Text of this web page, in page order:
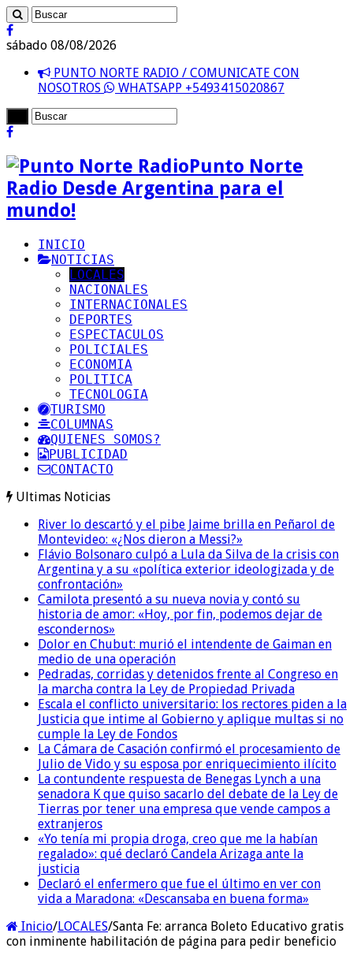
sábado 08/08/2026
PUNTO NORTE RADIO / COMUNICATE CON
NOSOTROS
WHATSAPP +5493415020867
Punto Norte
Radio Desde Argentina para el
mundo!
INICIO
NOTICIAS
LOCALES
NACIONALES
INTERNACIONALES
DEPORTES
ESPECTACULOS
POLICIALES
ECONOMIA
POLITICA
TECNOLOGIA
TURISMO
COLUMNAS
QUIENES SOMOS?
PUBLICIDAD
CONTACTO
Ultimas Noticias
River lo descartó y el pibe Jaime brilla en Peñarol de
Montevideo: «¿Nos dieron a Messi?»
Flávio Bolsonaro culpó a Lula da Silva de la crisis con
Argentina y a su «política exterior ideologizada y de
confrontación»
Camilota presentó a su nueva novia y contó su
historia de amor: «Hoy, por fin, podemos dejar de
escondernos»
Dolor en Chubut: murió el intendente de Gaiman en
medio de una operación
Pedradas, corridas y detenidos frente al Congreso en
la marcha contra la Ley de Propiedad Privada
Escala el conflicto universitario: los rectores piden a la
Justicia que intime al Gobierno y aplique multas si no
cumple la Ley de Fondos
La Cámara de Casación confirmó el procesamiento de
Julio de Vido y su esposa por enriquecimiento ilícito
La contundente respuesta de Benegas Lynch a una
senadora K que quiso sacarlo del debate de la Ley de
Tierras por tener una empresa que vende campos a
extranjeros
«Yo tenía mi propia droga, creo que me la habían
regalado»: qué declaró Candela Arizaga ante la
justicia
Declaró el enfermero que fue el último en ver con
vida a Maradona: «Descansaba en buena forma»
Inicio/LOCALES/Santa Fe: arranca Boleto Educativo gratis
con inminente habilitación de página para pedir beneficio